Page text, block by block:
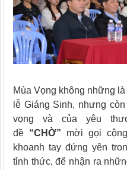
Mùa Vọng không những
lễ Giáng Sinh, nhưng
vọng và của yêu
đề “CHỜ” mời gọi
khoanh tay đứng yên
tỉnh thức, để nhận ra